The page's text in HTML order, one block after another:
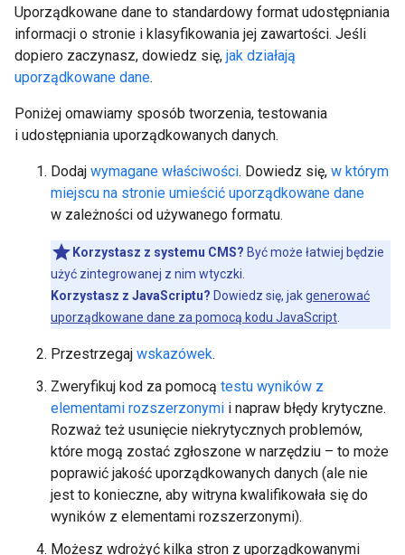
Uporządkowane dane to standardowy format udostępniania
informacji o stronie i klasyfikowania jej zawartości. Jeśli
dopiero zaczynasz, dowiedz się, jak działają
uporządkowane dane.
Poniżej omawiamy sposób tworzenia, testowania
i udostępniania uporządkowanych danych.
Dodaj wymagane właściwości. Dowiedz się, w którym
miejscu na stronie umieścić uporządkowane dane
w zależności od używanego formatu.
Korzystasz z systemu CMS? Być może łatwiej będzie
użyć zintegrowanej z nim wtyczki.
Korzystasz z JavaScriptu? Dowiedz się, jakgenerować
uporządkowane dane za pomocą kodu JavaScript
Przestrzegaj wskazówek.
Zweryfikuj kod za pomocą testu wyników z
elementami rozszerzonymi i napraw błędy krytyczne.
Rozważ też usunięcie niekrytycznych problemów,
które mogą zostać zgłoszone w narzędziu – to może
poprawić jakość uporządkowanych danych (ale nie
jest to konieczne, aby witryna kwalifikowała się do
wyników z elementami rozszerzonymi).
Możesz wdrożyć kilka stron z uporządkowanymi